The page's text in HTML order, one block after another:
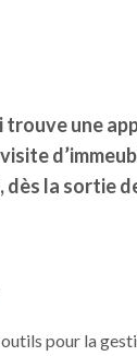
une
la sortie
outils pour la